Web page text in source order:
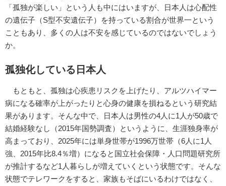
「孤独が楽しい」という人も中にはいますが、日本人は心配性
の遺伝子（S型不安遺伝子）を持っている割合が世界一という
こともあり、多くの人は不安を感じているのではないでしょう
か。
孤独化している日本人
もともと、孤独は心疾患リスクを上げたり、アルツハイマー
病になる確率が上がったりと心身の健康を損ねるという研究結
果があります。そんな中で、日本人は男性の4人に1人が50歳で
結婚経験なし（2015年国勢調査）というように、生涯独身率が
高まっており、2025年には単身世帯が1996万世帯（6人に1人
強、2015年比8.4％増）になると国立社会保障・人口問題研究所
が推計するなど1人暮らしが増えていくという状態です。そんな
状態でテレワークをすると、家族もそばにいるわけではなく、